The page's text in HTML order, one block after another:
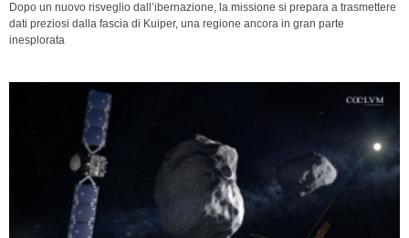
Dopo un nuovo risveglio dall’ibernazione, la missione si prepara a trasmettere
dati preziosi dalla fascia di Kuiper, una regione ancora in gran parte
inesplorata